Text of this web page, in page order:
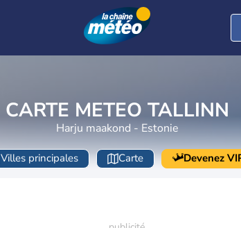
CARTE METEO TALLINN
Harju maakond - Estonie
Villes principales Carte Devenez